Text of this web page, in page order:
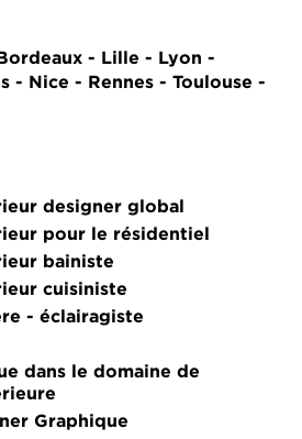
- Lille - Lyon -
- Nice - Rennes - Toulouse -
designer global
pour le résidentiel
bainiste
cuisiniste
- éclairagiste
dans le domaine de
Graphique